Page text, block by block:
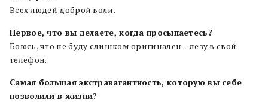
Всех людей доброй воли.
Первое, что вы делаете, когда просыпаетесь?
Боюсь, что не буду слишком оригинален – лезу в свой
телефон.
Самая большая экстравагантность, которую вы себе
позволили в жизни?